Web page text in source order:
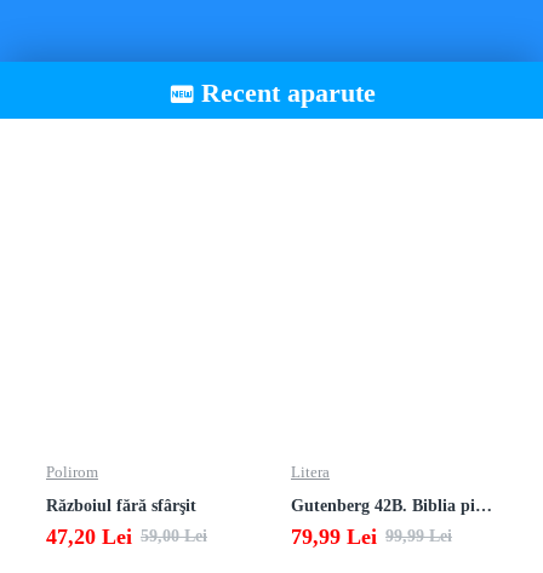
Recent aparute
Polirom
Războiul fără sfârşit
47,20 Lei 59,00 Lei
Litera
Gutenberg 42B. Biblia pierduta
79,99 Lei 99,99 Lei